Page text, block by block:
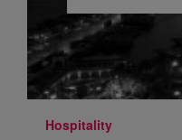
Hospitality